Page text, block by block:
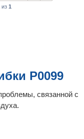
из 1
P0099
связанной с